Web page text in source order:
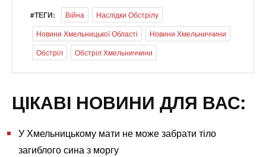
#ТЕГИ: Війна
Наслідки Обстрілу
Новини Хмельницької Області
Новини Хмельниччини
Обстріл
Обстріл Хмельниччини
ЦІКАВІ НОВИНИ ДЛЯ ВАС:
У Хмельницькому мати не може забрати тіло
загиблого сина з моргу